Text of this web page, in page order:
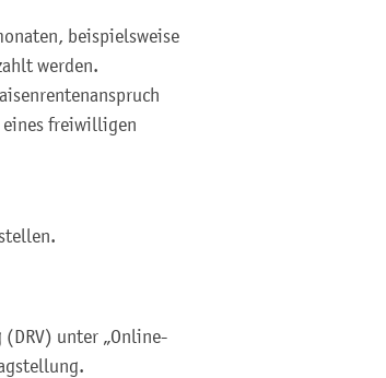
beispielsweise
werden.
freiwilligen
unter „Online-